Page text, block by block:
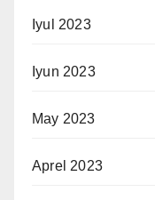
Iyul 2023
Iyun 2023
May 2023
Aprel 2023